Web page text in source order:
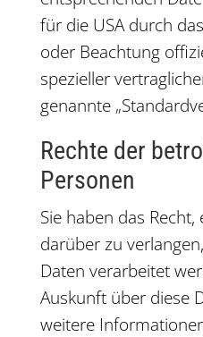
für die USA durch
oder Beachtung
spezieller
genannte
Rechte der
Personen
Sie haben das
darüber zu
Daten verarbeitet
Auskunft über diese
weitere